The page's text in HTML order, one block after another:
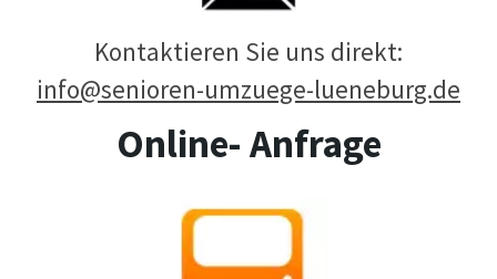
Kontaktieren Sie uns direkt:
info@senioren-umzuege-lueneburg.de
Online- Anfrage